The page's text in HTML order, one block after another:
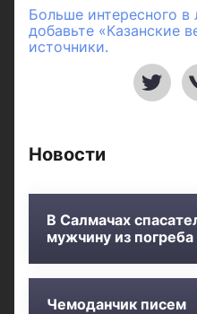
Больше интересного в
добавьте «Казанские
источники.
Новости
В Салмачах
мужчину из погреба
Чемоданчик писем